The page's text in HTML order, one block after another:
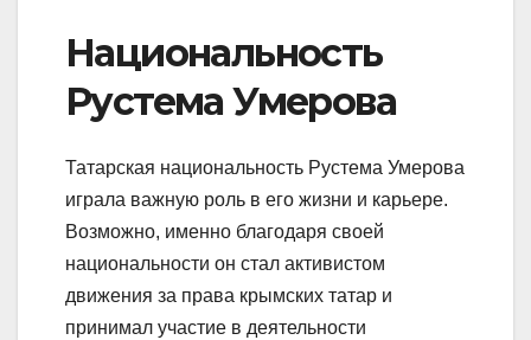
Национальность
Рустема Умерова
Татарская национальность Рустема Умерова
играла важную роль в его жизни и карьере.
Возможно, именно благодаря своей
национальности он стал активистом
движения за права крымских татар и
принимал участие в деятельности